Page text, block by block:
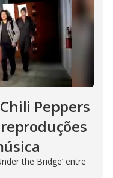
Peppers
the Bridge’ entre